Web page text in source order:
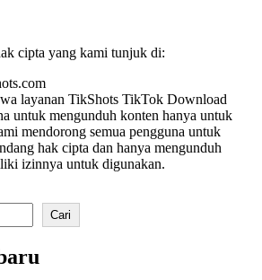
cipta yang kami tunjuk di:
layanan TikShots TikTok Download
untuk mengunduh konten hanya untuk
mendorong semua pengguna untuk
hak cipta dan hanya mengunduh
izinnya untuk digunakan.
Cari